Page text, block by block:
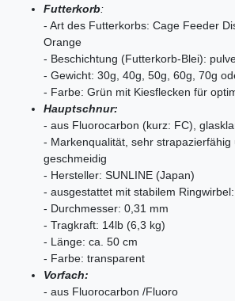
Futterkorb:
- Art des Futterkorbs: Cage Feeder
Orange
- Beschichtung (Futterkorb-Blei):
- Gewicht: 30g, 40g, 50g, 60g, 70g
- Farbe: Grün mit Kiesflecken für
Hauptschnur:
- aus Fluorocarbon (kurz: FC),
- Markenqualität, sehr strapazierfähig
geschmeidig
- Hersteller: SUNLINE (Japan)
- ausgestattet mit stabilem
- Durchmesser: 0,31 mm
- Tragkraft: 14lb (6,3 kg)
- Länge: ca. 50 cm
- Farbe: transparent
Vorfach:
- aus Fluorocarbon /Fluoro